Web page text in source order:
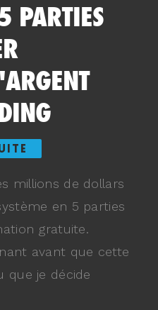
PARTIES
millions de dollars
en 5 parties
gratuite.
avant que cette
que je décide